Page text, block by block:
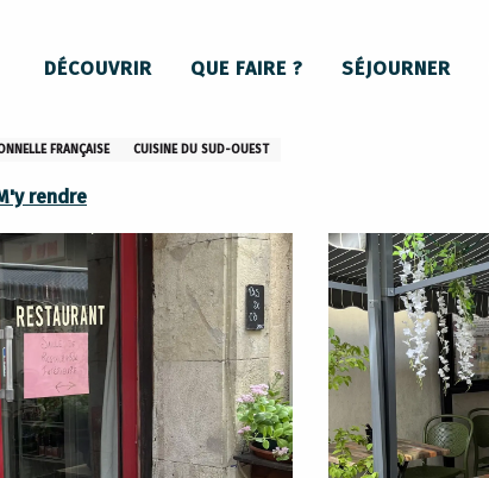
DÉCOUVRIR QUE FAIRE ? SÉJOURNER
FRANÇAISE CUISINE DU SUD-OUEST
rendre